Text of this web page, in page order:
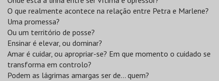
O que realmente acontece na relação entre Petra e Marlene?
Uma promessa?
Ou um território de posse?
Ensinar é elevar, ou dominar?
Amar é cuidar, ou apropriar-se? Em que momento o cuidado se
transforma em controlo?
Podem as lágrimas amargas ser de… quem?